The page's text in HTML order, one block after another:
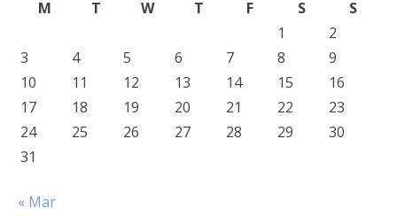
M
T W T F S
S
1
2
3
4 5 6 7 8
9
10
11 12 13 14 15
16
17
18 19 20 21 22
23
24
25 26 27 28 29
30
31
« Mar